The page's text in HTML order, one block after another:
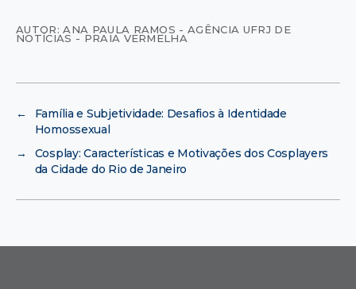
AUTOR: ANA PAULA RAMOS - AGÊNCIA UFRJ DE
NOTÍCIAS - PRAIA VERMELHA
←
Família e Subjetividade: Desafios à Identidade
Homossexual
→
Cosplay: Características e Motivações dos Cosplayers
da Cidade do Rio de Janeiro